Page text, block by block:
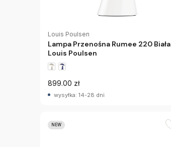
Louis Poulsen
Lampa Przenośna Rumee 220 Biała
Louis Poulsen
899.00 zł
wysyłka: 14-28 dni
NEW